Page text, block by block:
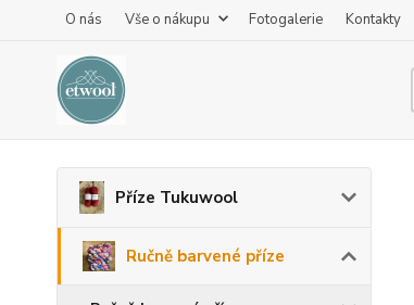
O nás Vše o nákupu Fotogalerie Kontakty
Příze Tukuwool
Ručně barvené příze